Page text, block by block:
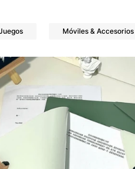
Móviles & Accesorios